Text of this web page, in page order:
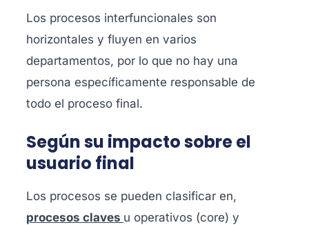
Los procesos interfuncionales son
horizontales y fluyen en varios
departamentos, por lo que no hay una
persona específicamente responsable de
todo el proceso final.
Según su impacto sobre el
usuario final
Los procesos se pueden clasificar en,
procesos claves u operativos (core) y